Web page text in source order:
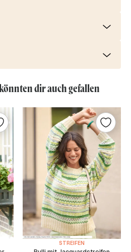
dir auch gefallen
STREIFEN